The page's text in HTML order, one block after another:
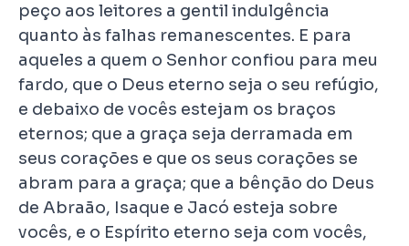
peço aos leitores a gentil indulgência
quanto às falhas remanescentes. E para
aqueles a quem o Senhor confiou para meu
fardo, que o Deus eterno seja o seu refúgio,
e debaixo de vocês estejam os braços
eternos; que a graça seja derramada em
seus corações e que os seus corações se
abram para a graça; que a bênção do Deus
de Abraão, Isaque e Jacó esteja sobre
vocês, e o Espírito eterno seja com vocês,